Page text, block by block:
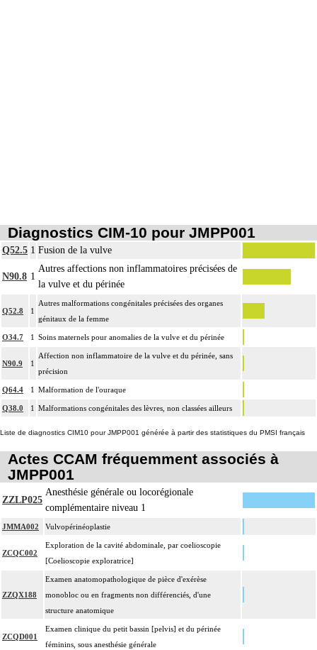
Diagnostics CIM-10 pour JMPP001
Q52.5 1 Fusion de la vulve
N90.8 1
Autres affections non inflammatoires précisées de
la vulve et du périnée
Q52.8 1
Autres malformations congénitales précisées des organes
génitaux de la femme
O34.7 1 Soins maternels pour anomalies de la vulve et du périnée
N90.9 1
Affection non inflammatoire de la vulve et du périnée, sans
précision
Q64.4 1 Malformation de l'ouraque
Q38.0 1 Malformations congénitales des lèvres, non classées ailleurs
Liste de diagnostics CIM10 pour JMPP001 générée à partir des statistiques du PMSI français
Actes CCAM fréquemment associés à
JMPP001
ZZLP025
Anesthésie générale ou locorégionale
complémentaire niveau 1
JMMA002 Vulvopérinéoplastie
ZCQC002
Exploration de la cavité abdominale, par coelioscopie
[Coelioscopie exploratrice]
ZZQX188
Examen anatomopathologique de pièce d'exérèse
monobloc ou en fragments non différenciés, d'une
structure anatomique
ZCQD001
Examen clinique du petit bassin [pelvis] et du périnée
féminins, sous anesthésie générale